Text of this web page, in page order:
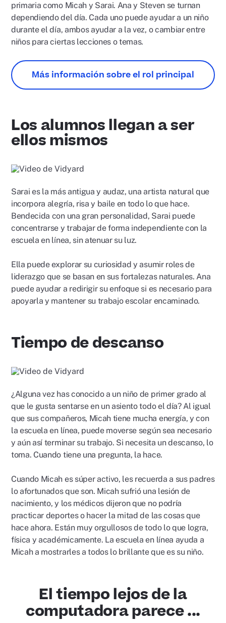
primaria como Micah y Sarai. Ana y Steven se turnan
dependiendo del día. Cada uno puede ayudar a un niño
durante el día, ambos ayudar a la vez, o cambiar entre
niños para ciertas lecciones o temas.
Más información sobre el rol principal
Los alumnos llegan a ser
ellos mismos
video
Sarai es la más antigua y audaz, una artista natural que
incorpora alegría, risa y baile en todo lo que hace.
Bendecida con una gran personalidad, Sarai puede
concentrarse y trabajar de forma independiente con la
escuela en línea, sin atenuar su luz.
Ella puede explorar su curiosidad y asumir roles de
liderazgo que se basan en sus fortalezas naturales. Ana
puede ayudar a redirigir su enfoque si es necesario para
apoyarla y mantener su trabajo escolar encaminado.
Tiempo de descanso
video
¿Alguna vez has conocido a un niño de primer grado al
que le gusta sentarse en un asiento todo el día? Al igual
que sus compañeros, Micah tiene mucha energía, y con
la escuela en línea, puede moverse según sea necesario
y aún así terminar su trabajo. Si necesita un descanso, lo
toma. Cuando tiene una pregunta, la hace.
Cuando Micah es súper activo, les recuerda a sus padres
lo afortunados que son. Micah sufrió una lesión de
nacimiento, y los médicos dijeron que no podría
practicar deportes o hacer la mitad de las cosas que
hace ahora. Están muy orgullosos de todo lo que logra,
física y académicamente. La escuela en línea ayuda a
Micah a mostrarles a todos lo brillante que es su niño.
El tiempo lejos de la
computadora parece ...